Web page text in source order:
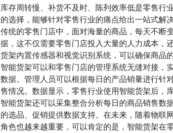
库存周转慢、补货不及时、陈列效率低是零售行
的选择，能够针对零售行业的痛点给出一站式解
传统的零售门店中，面对海量的商品，每天不断
据，这不仅需要零售门店投入大量的人力成本，
货架内置传感器和视觉识别系统，可以确保商品
智能货架可以和零售门店的管理系统无缝对接，
数据。管理人员可以根据每日的产品销量进行针
售情况。数据显示，零售行业使用智能货架后，
智能货架还可以采集整合分析每日的商品销售数
的选品、促销提供数据支持。在未来，随着物联
角色也越来越重要，可以肯定的是，智能货架在